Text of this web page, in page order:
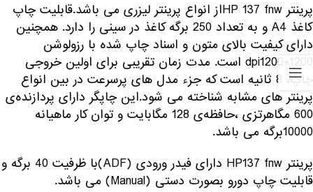
پرینتر HP 137 fnwاز انواع پرینتر لیزری می باشد.قابلیت چاپ
کاغذ A4 و به تعداد 250 برگه کاغذ در سینی را دارد. همچنین
دارای کیفیت بالای متون و اسناد چاپ شده با رزولوشن
dpi1200*1200 است. مدت زمان تقریبی برای اولین خروجی
چاپ، 8 ثانیه است که جزء مدل های پرسرعت در بین انواع
پرینتر های مشابه شناخته می شود.این چاپگر دارای پردازنده‌ی
600 مگاهرتزی ،حافظه‌ی 128 مگابایت و توان کار ماهیانه
10000برگه می باشد.
پرینتر HP137 fnw دارای فیدر ورودی (ADF)با ظرفیت 40 برگه و
قابلیت چاپ دورو بصورت دستی (Manual) می باشد.